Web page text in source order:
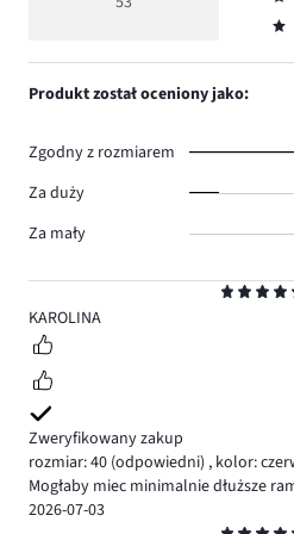
5
KAROLINA
Zweryfikowany zakup
rozmiar: 40 (odpowiedni) , kolor:
Mogłaby miec minimalnie dłuższe
2026-07-03
45.
2,
1,
Produkt został oceniony jako:
Zgodny z rozmiarem
Za duży
Za mały